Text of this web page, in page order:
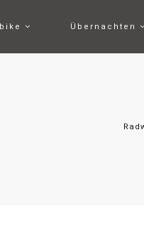
Übernachten